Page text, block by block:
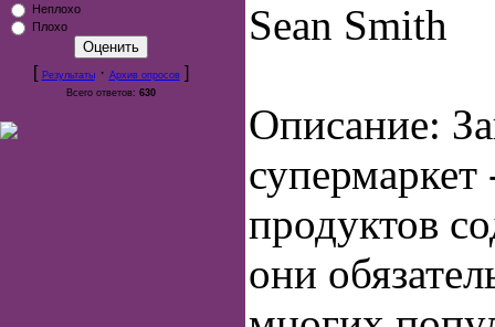
Неплохо
Плохо
[ Результаты· Архив опросов]
Всего ответов: 630
Sean Smith
Описание:
продуктов
они